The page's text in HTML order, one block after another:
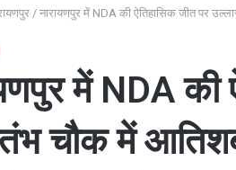
/ नारायणपुर में NDA की ऐतिहासिक जीत पर
में NDA की
चौक में